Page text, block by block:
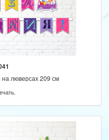
люверсах 209 см